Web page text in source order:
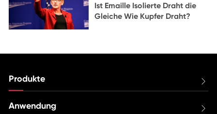
Ist Emaille Isolierte Draht die
Gleiche Wie Kupfer Draht?
Produkte 
Anwendung 